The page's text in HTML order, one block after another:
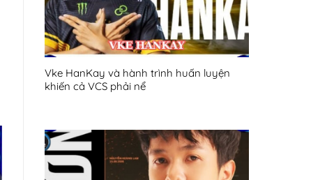
Vke HanKay và hành trình huấn luyện
khiến cả VCS phải nể